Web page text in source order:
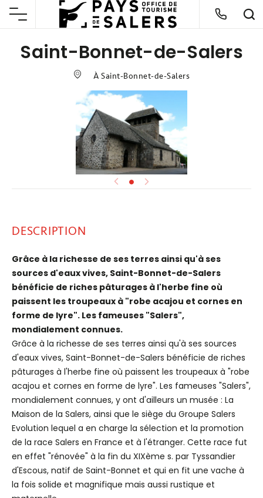
Saint-Bonnet-de-Salers
À Saint-Bonnet-de-Salers
DESCRIPTION
Grâce à la richesse de ses terres ainsi qu'à ses
sources d'eaux vives, Saint-Bonnet-de-Salers
bénéficie de riches pâturages à l'herbe fine où
paissent les troupeaux à "robe acajou et cornes en
forme de lyre". Les fameuses "Salers",
mondialement connues.
Grâce à la richesse de ses terres ainsi qu'à ses sources
d'eaux vives, Saint-Bonnet-de-Salers bénéficie de riches
pâturages à l'herbe fine où paissent les troupeaux à "robe
acajou et cornes en forme de lyre". Les fameuses "Salers",
mondialement connues, y ont d'ailleurs un musée : La
Maison de la Salers, ainsi que le siège du Groupe Salers
Evolution lequel a en charge la sélection et la promotion
de la race Salers en France et à l'étranger. Cette race fut
en effet "rénovée" à la fin du XIXème s. par Tyssandier
d'Escous, natif de Saint-Bonnet et qui en fit une vache à
la fois solide et magnifique mais aussi rustique et